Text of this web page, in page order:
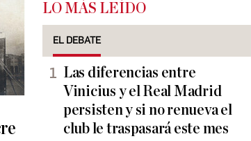
LO MÁS LEÍDO
EL DEBATE
Las diferencias entre
Vinicius y el Real Madrid
persisten y si no renueva el
club le traspasará este mes